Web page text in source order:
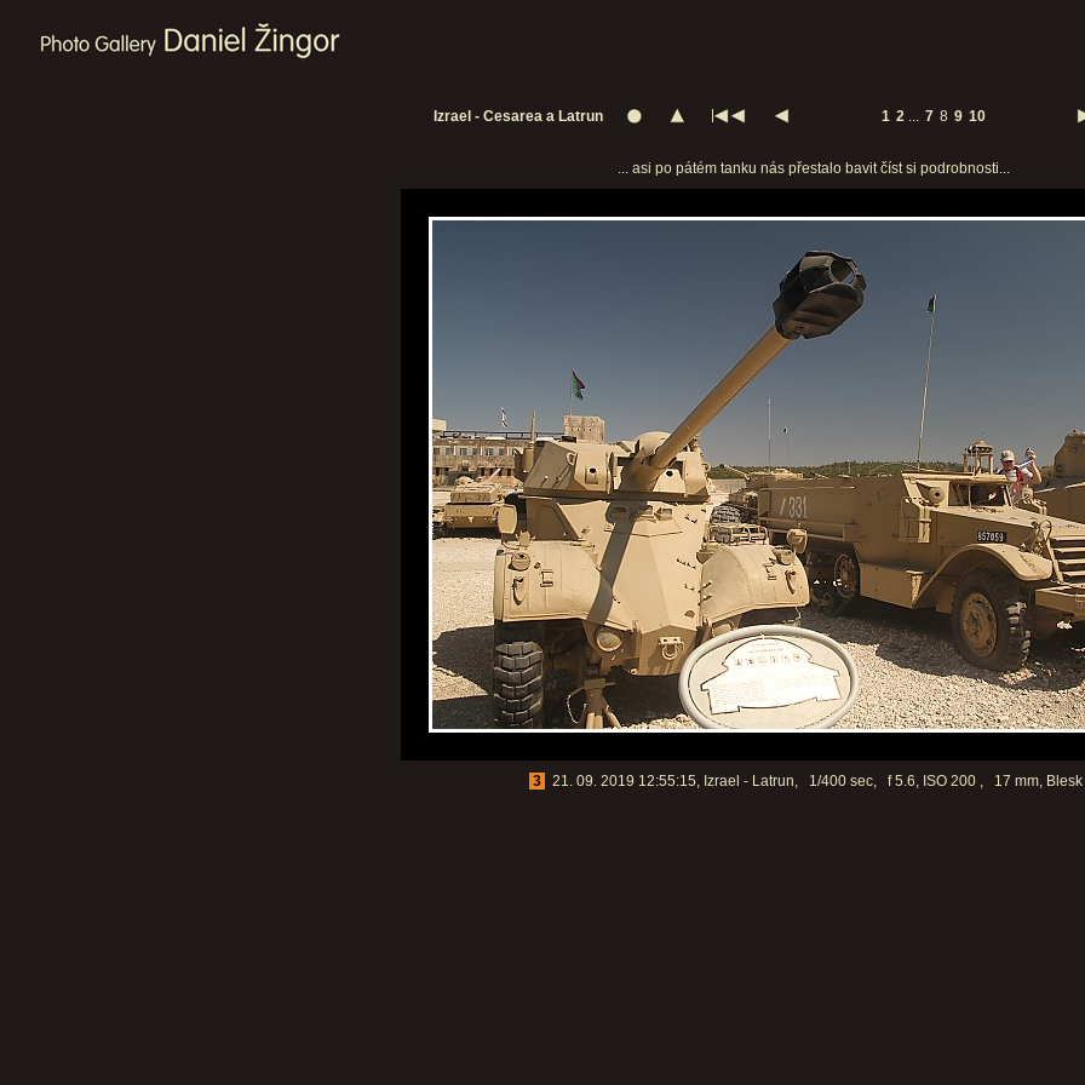
Izrael - Cesarea a Latrun 1 2... 7 8 9 10
... asi po pátém tanku nás přestalo bavit číst si podrobnosti...
3 21. 09. 2019 12:55:15, Izrael - Latrun, 1/400 sec, f 5.6, ISO 200 , 17 mm, Blesk